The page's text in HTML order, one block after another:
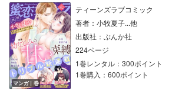
マンガ｜巻
ティーンズラブコミック
著者：小牧夏子...他
出版社：ぶんか社
224ページ
1巻レンタル：300ポイント
1巻購入：600ポイント